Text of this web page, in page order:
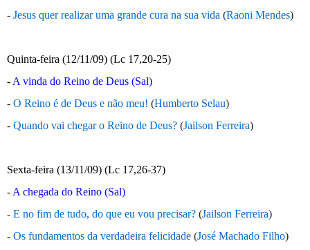
- Jesus quer realizar uma grande cura na sua vida (Raoni Mendes)
Quinta-feira (12/11/09) (Lc 17,20-25)
- A vinda do Reino de Deus (Sal)
- O Reino é de Deus e não meu! (Humberto Selau)
- Quando vai chegar o Reino de Deus? (Jailson Ferreira)
Sexta-feira (13/11/09) (Lc 17,26-37)
- A chegada do Reino (Sal)
- E no fim de tudo, do que eu vou precisar? (Jailson Ferreira)
- Os fundamentos da verdadeira felicidade (José Machado Filho)